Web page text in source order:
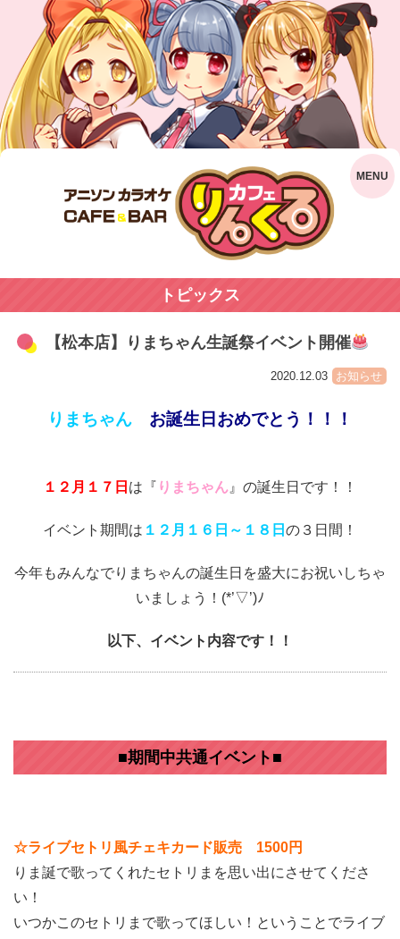
トピックス
【松本店】りまちゃん生誕祭イベント開催
2020.12.03 お知らせ
りまちゃん お誕生日おめでとう！！！
１２月１７日 は『 りまちゃん』の誕生日です！！
イベント期間は １２月１６日～１８日 の３日間！
今年もみんなでりまちゃんの誕生日を盛大にお祝いしちゃ
いましょう！(*’▽’)ﾉ
以下、イベント内容です！！
■期間中共通イベント■
☆ライブセトリ風チェキカード販売 1500円
りま誕で歌ってくれたセトリまを思い出にさせてくださ
い！
いつかこのセトリまで歌ってほしい！ということでライブ